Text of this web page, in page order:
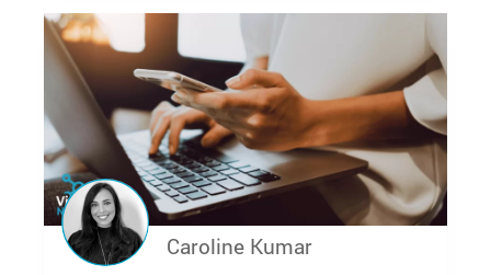
Caroline Kumar